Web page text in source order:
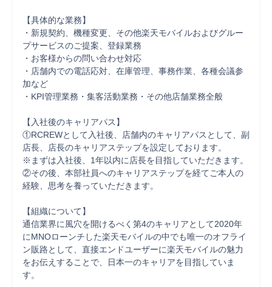
【具体的な業務】
・新規契約、機種変更、その他楽天モバイルおよびグルー
プサービスのご提案、登録業務
・お客様からの問い合わせ対応
・店舗内での電話応対、在庫管理、事務作業、各種会議参
加など
・KPI管理業務・集客活動業務・その他店舗業務全般
【入社後のキャリアパス】
①RCREWとして入社後、店舗内のキャリアパスとして、副
店長、店長のキャリアステップを設定しております。
※まずは入社後、1年以内に店長を目指していただきます。
②その後、本部社員へのキャリアステップを経てご本人の
経験、思考を養っていただきます。
【組織について】
通信業界に風穴を開けるべく第4のキャリアとして2020年
にMNOローンチした楽天モバイルの中でも唯一のオフライ
ン販路として、直接エンドユーザーに楽天モバイルの魅力
をお伝えすることで、日本一のキャリアを目指していま
す。